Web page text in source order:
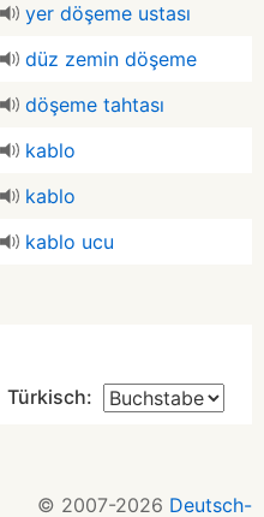
yer döşeme ustası
düz zemin döşeme
döşeme tahtası
kablo
kablo
kablo ucu
Türkisch:
© 2007-2026 Deutsch-